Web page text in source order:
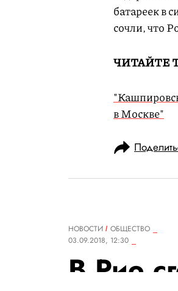
батареек в
сочли, что
ЧИТАЙТЕ
в Москве"
НОВОСТИ
ОБЩЕСТВО
03.09.2018, 12:30
В Рио